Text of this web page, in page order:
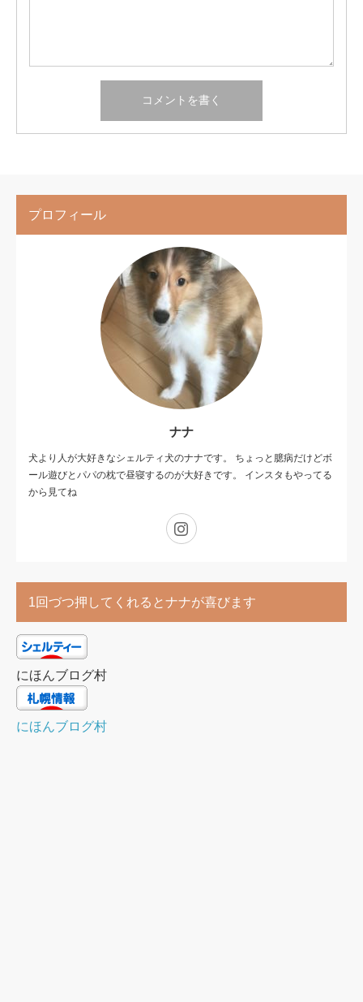
プロフィール
ナナ
犬より人が大好きなシェルティ犬のナナです。 ちょっと臆病だけどボ
ール遊びとパパの枕で昼寝するのが大好きです。 インスタもやってる
から見てね
1回づつ押してくれるとナナが喜びます
にほんブログ村
にほんブログ村